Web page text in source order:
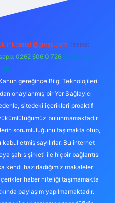
Teams:
0262 606 0 726 Telegram:
gereğince Bilgi Teknolojileri
onaylanmış bir Yer Sağlayıcı
sitedeki içerikleri proaktif
bulunmamaktadır.
sorumluluğunu taşımakta olup,
etmiş sayılırlar. Bu internet
şahıs şirketi ile hiçbir bağlantısı
kendi hazırladığımız makaleler
haber niteliği taşımamakta
paylaşım yapılmamaktadır.